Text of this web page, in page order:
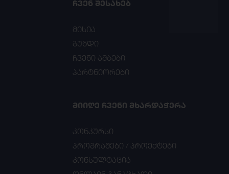
ᲩᲕᲔᲜ ᲨᲔᲡᲐᲮᲔᲑ
მისია
გუნდი
ჩვენი ამბები
პარტნიორები
ᲛᲘᲘᲦᲔ ᲩᲕᲔᲜᲘ ᲛᲮᲐᲠᲓᲐᲭᲔᲠᲐ
კონკურსი
პროგრამები / პროექტები
კონსულტაცია